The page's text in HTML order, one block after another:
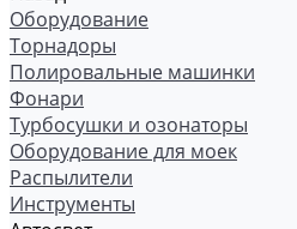
Оборудование
Торнадоры
Полировальные машинки
Фонари
Турбосушки и озонаторы
Оборудование для моек
Распылители
Инструменты